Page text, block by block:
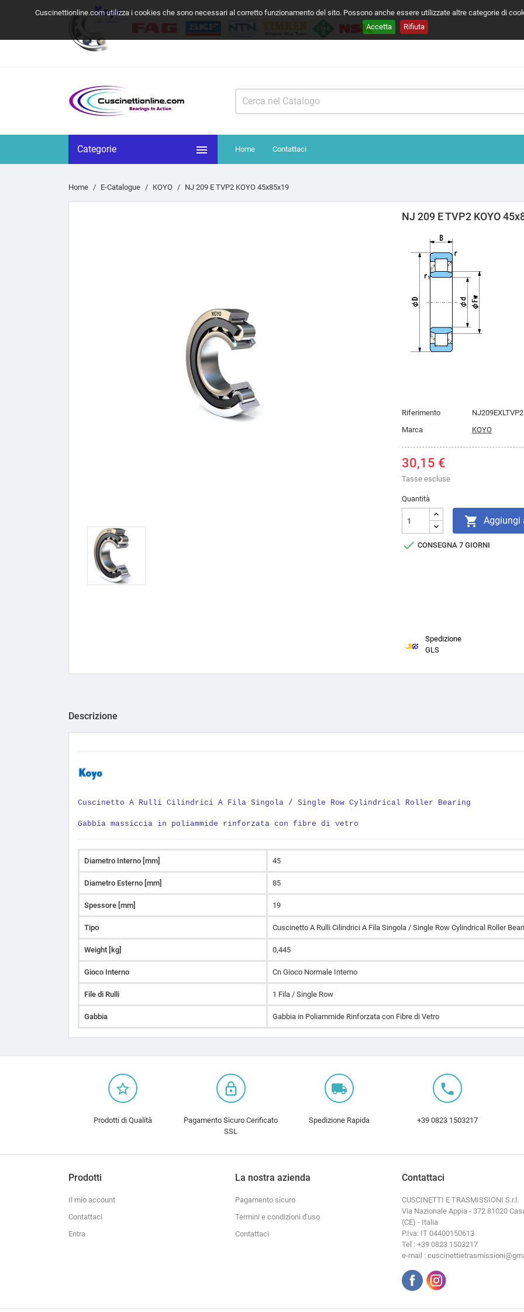
Cuscinettionline.com utilizza i cookies che sono necessari al corretto funzionamento del sito. Possono anche essere utilizzate altre categorie di
Accetta
Rifiuta
Categorie  Home Contattaci
Home E-Catalogue KOYO NJ 209 E TVP2 KOYO 45x85x19
NJ 209 E TVP2 KOYO
Riferimento
Marca
KOYO
30,15 €
Tasse escluse
Quantità
 Aggiungi
 CONSEGNA 7 GIORNI
Spedizione
GLS
Descrizione
Cuscinetto A Rulli Cilindrici A Fila Singola / Single Row Cylindrical Roller Bearing
Gabbia massiccia in poliammide rinforzata con fibre di vetro
Diametro Interno [mm] 45
Diametro Esterno [mm] 85
Spessore [mm] 19
Tipo Cuscinetto A Rulli Cilindrici A Fila Singola / Single Row Cylindrical Roller
Weight [kg] 0,445
Gioco Interno Cn Gioco Normale Interno
File di Rulli 1 Fila / Single Row
Gabbia Gabbia in Poliammide Rinforzata con Fibre di Vetro
star_border
Prodotti di Qualità
lock_outline
Pagamento Sicuro Cerificato
SSL
local_shipping
Spedizione Rapida
local_phone
+39 0823 1503217
Prodotti
Il mio account
Contattaci
Entra
La nostra azienda
Pagamento sicuro
Termini e condizioni d'uso
Contattaci
Contattaci
CUSCINETTI E TRASMISSIONI S.r.l.
Via Nazionale Appia - 372 81020
(CE) - Italia
P.Iva: IT 04400150613
Tel : +39 0823 1503217
e-mail :